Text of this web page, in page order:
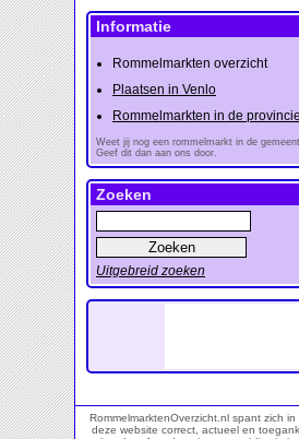
Informatie
Rommelmarkten overzicht
Plaatsen in Venlo
Rommelmarkten in de
Weet jij nog een rommelmarkt in de
Geef dit dan aan ons door.
Zoeken
Uitgebreid zoeken
RommelmarktenOverzicht.nl spant zich
deze website correct, actueel en